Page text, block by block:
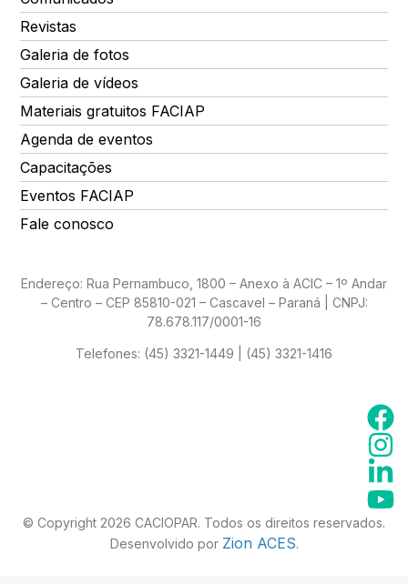
Revistas
Galeria de fotos
Galeria de vídeos
Materiais gratuitos FACIAP
Agenda de eventos
Capacitações
Eventos FACIAP
Fale conosco
Endereço: Rua Pernambuco, 1800 – Anexo à ACIC – 1º Andar
– Centro – CEP 85810-021 – Cascavel – Paraná | CNPJ:
78.678.117/0001-16
Telefones: (45) 3321-1449 | (45) 3321-1416
© Copyright 2026 CACIOPAR. Todos os direitos reservados.
Desenvolvido por Zion ACES.